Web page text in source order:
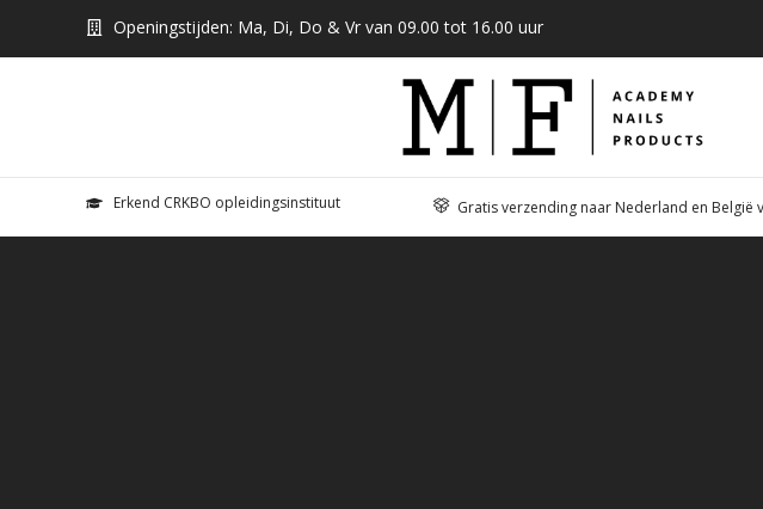
Openingstijden: Ma, Di, Do & Vr van 09.00 tot 16.00 uur
Erkend CRKBO opleidingsinstituut Gratis verzending naar Nederland en België